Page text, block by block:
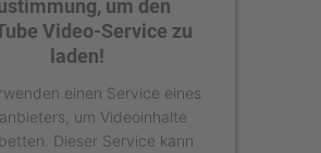
um den
Video-Service zu
laden!
einen Service eines
um Videoinhalte
Dieser Service kann